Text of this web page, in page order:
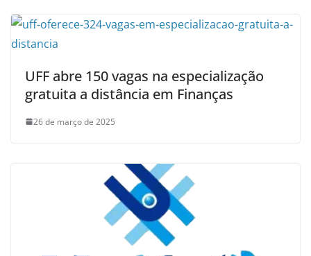
UFF abre 150 vagas na especialização
gratuita a distância em Finanças
26 de março de 2025